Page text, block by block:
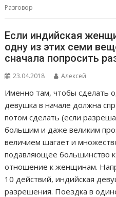
Разговор
Если индийская
одну из этих семи
сначала попросить
23.04.2018 Алексей
Именно там, чтобы сделать
девушка в начале должна
потом сделать (если
большим и даже великим
величием шагает и
подавляющее большинство
отношение к женщинам.
10 действий, индийская
разрешения. Поездка в